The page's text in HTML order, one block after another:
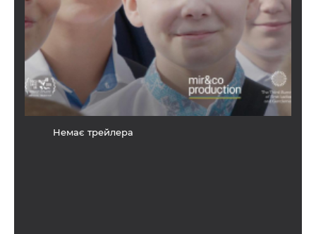
Немає трейлера